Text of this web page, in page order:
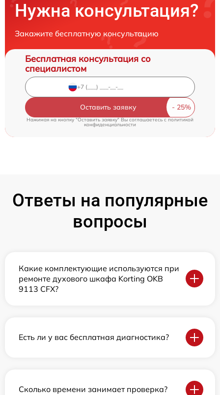
Нужна консультация?
Закажите бесплатную консультацию
Бесплатная консультация со
специалистом
Оставить заявку
Нажимая на кнопку "Оставить заявку" Вы соглашаетесь cполитикой
конфиденциальности
Ответы на популярные
вопросы
Какие комплектующие используются при
ремонте духового шкафа Korting OKB
9113 CFX?
Есть ли у вас бесплатная диагностика?
Сколько времени занимает проверка?